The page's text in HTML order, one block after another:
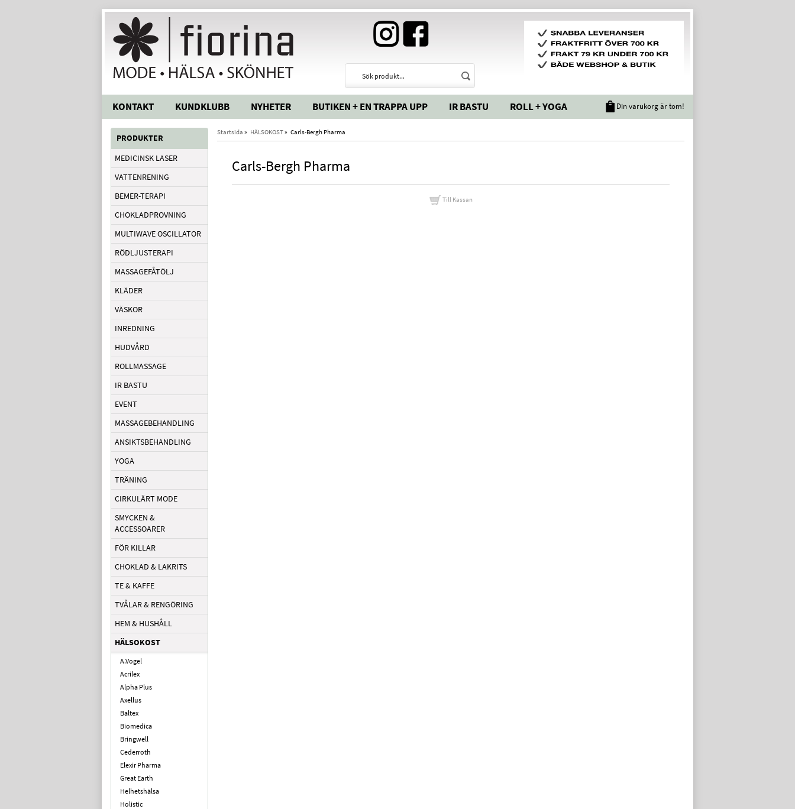
KONTAKT KUNDKLUBB NYHETER BUTIKEN + EN TRAPPA UPP IR BASTU ROLL + YOGA Din varukorg är tom!
PRODUKTER
MEDICINSK LASER
VATTENRENING
BEMER-TERAPI
CHOKLADPROVNING
MULTIWAVE OSCILLATOR
RÖDLJUSTERAPI
MASSAGEFÅTÖLJ
KLÄDER
VÄSKOR
INREDNING
HUDVÅRD
ROLLMASSAGE
IR BASTU
EVENT
MASSAGEBEHANDLING
ANSIKTSBEHANDLING
YOGA
TRÄNING
CIRKULÄRT MODE
SMYCKEN &
ACCESSOARER
FÖR KILLAR
CHOKLAD & LAKRITS
TE & KAFFE
TVÅLAR & RENGÖRING
HEM & HUSHÅLL
HÄLSOKOST
A.Vogel
Acrilex
Alpha Plus
Axellus
Baltex
Biomedica
Bringwell
Cederroth
Elexir Pharma
Great Earth
Helhetshälsa
Holistic
Startsida » HÄLSOKOST» Carls-Bergh Pharma
Carls-Bergh Pharma
Till Kassan